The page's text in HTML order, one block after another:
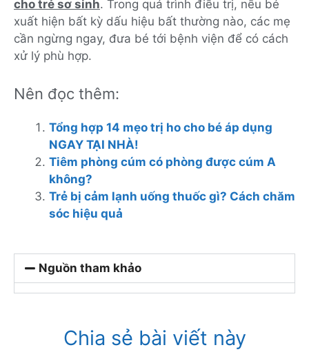
cho trẻ sơ sinh. Trong quá trình điều trị, nếu bé
xuất hiện bất kỳ dấu hiệu bất thường nào, các mẹ
cần ngừng ngay, đưa bé tới bệnh viện để có cách
xử lý phù hợp.
Nên đọc thêm:
Tổng hợp 14 mẹo trị ho cho bé áp dụng
NGAY TẠI NHÀ!
Tiêm phòng cúm có phòng được cúm A
không?
Trẻ bị cảm lạnh uống thuốc gì? Cách chăm
sóc hiệu quả
Nguồn tham khảo
Chia sẻ bài viết này